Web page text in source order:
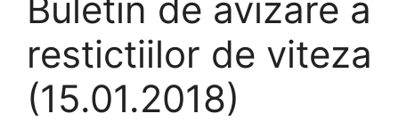
Buletin de avizare a
restictiilor de viteza
(15.01.2018)